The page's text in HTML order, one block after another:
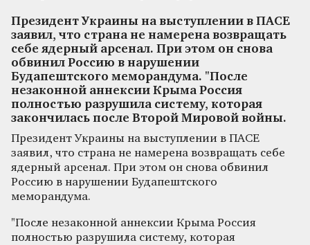
Президент Украины на выступлении в ПАСЕ
заявил, что страна не намерена возвращать
себе ядерный арсенал. При этом он снова
обвинил Россию в нарушении
Будапештского меморандума. "После
незаконной аннексии Крыма Россия
полностью разрушила систему, которая
закончилась после Второй Мировой войны.
Президент Украины на выступлении в ПАСЕ
заявил, что страна не намерена возвращать себе
ядерный арсенал. При этом он снова обвинил
Россию в нарушении Будапештского
меморандума.
"После незаконной аннексии Крыма Россия
полностью разрушила систему, которая